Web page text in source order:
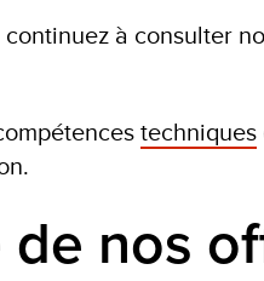
à consulter
techniques
de nos